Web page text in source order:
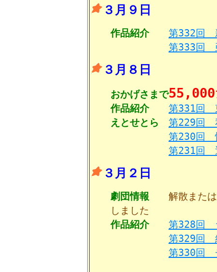
３月９日
作品紹介 第332回
第333回
３月８日
おかげさまで55,000
作品紹介 第331回
えとせとら 第229回
第230回
第231回
３月２日
劇団情報 解散また
しました
作品紹介 第328回
第329回
第330回